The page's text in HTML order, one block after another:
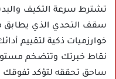
تشترط سرعة التكيف
سقف التحدي الذي يطابق
خوارزميات ذكية لتقييم
نقاط خبرتك وتتضخم
ساحق تحققه لتؤكد تفوقك